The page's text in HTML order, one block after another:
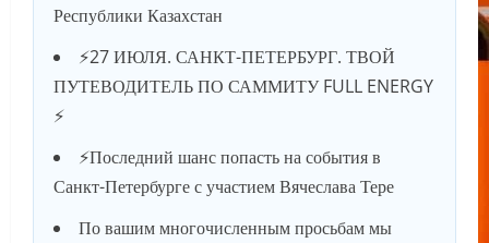
Республики Казахстан
⚡️27 ИЮЛЯ. САНКТ-ПЕТЕРБУРГ. ТВОЙ
ПУТЕВОДИТЕЛЬ ПО САММИТУ FULL ENERGY
⚡️
⚡️Последний шанс попасть на события в
Санкт-Петербурге с участием Вячеслава Тере
По вашим многочисленным просьбам мы